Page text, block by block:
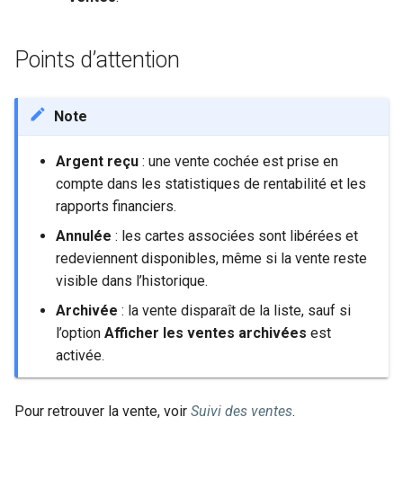
Points d’attention
Note
Argent reçu : une vente cochée est prise en
compte dans les statistiques de rentabilité et les
rapports financiers.
Annulée : les cartes associées sont libérées et
redeviennent disponibles, même si la vente reste
visible dans l’historique.
Archivée : la vente disparaît de la liste, sauf si
l’option Afficher les ventes archivées est
activée.
Pour retrouver la vente, voir Suivi des ventes.